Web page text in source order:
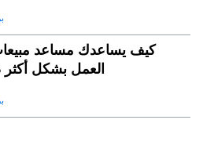
كيف يساعدك مساعد
العمل بشكل